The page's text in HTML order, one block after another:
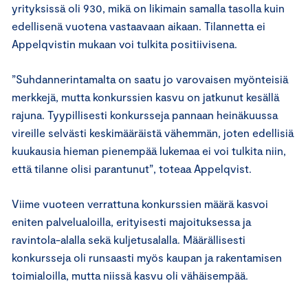
yrityksissä oli 930, mikä on likimain samalla tasolla kuin
edellisenä vuotena vastaavaan aikaan. Tilannetta ei
Appelqvistin mukaan voi tulkita positiivisena.
”Suhdannerintamalta on saatu jo varovaisen myönteisiä
merkkejä, mutta konkurssien kasvu on jatkunut kesällä
rajuna. Tyypillisesti konkursseja pannaan heinäkuussa
vireille selvästi keskimääräistä vähemmän, joten edellisiä
kuukausia hieman pienempää lukemaa ei voi tulkita niin,
että tilanne olisi parantunut”, toteaa Appelqvist.
Viime vuoteen verrattuna konkurssien määrä kasvoi
eniten palvelualoilla, erityisesti majoituksessa ja
ravintola-alalla sekä kuljetusalalla. Määrällisesti
konkursseja oli runsaasti myös kaupan ja rakentamisen
toimialoilla, mutta niissä kasvu oli vähäisempää.